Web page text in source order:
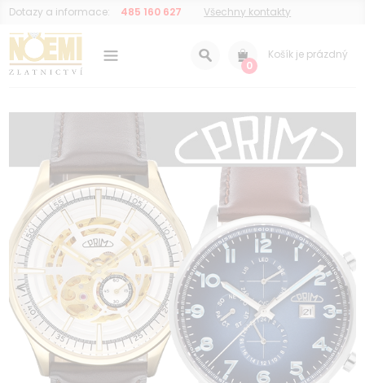
Dotazy a informace: 485 160 627 Všechny kontakty
0
Košík je prázdný